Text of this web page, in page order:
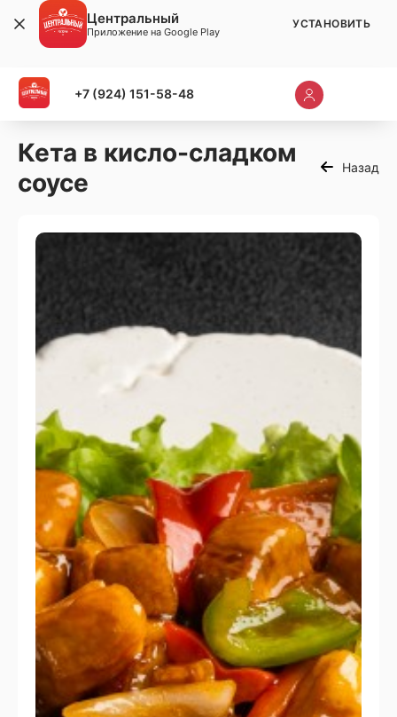
+7 (924) 151-58-48
Кета в кисло-сладком
соусе
Назад
Центральный
Приложение на Google Play
УСТАНОВИТЬ